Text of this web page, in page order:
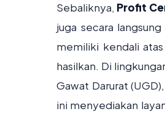
Sebaliknya, Profit
juga secara
memiliki kendali
hasilkan. Di
Gawat Darurat
ini menyediakan